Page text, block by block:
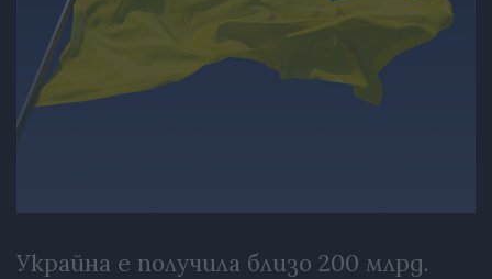
Украйна е получила близо 200 млрд.